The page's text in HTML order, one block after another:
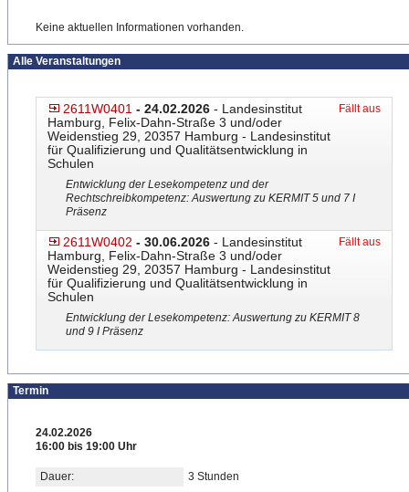
Keine aktuellen Informationen vorhanden.
Alle Veranstaltungen
2611W0401 - 24.02.2026 - Landesinstitut
Hamburg, Felix-Dahn-Straße 3 und/oder
Weidenstieg 29, 20357 Hamburg - Landesinstitut
für Qualifizierung und Qualitätsentwicklung in
Schulen
Fällt aus
Entwicklung der Lesekompetenz und der
Rechtschreibkompetenz: Auswertung zu KERMIT 5 und 7 I
Präsenz
2611W0402 - 30.06.2026 - Landesinstitut
Hamburg, Felix-Dahn-Straße 3 und/oder
Weidenstieg 29, 20357 Hamburg - Landesinstitut
für Qualifizierung und Qualitätsentwicklung in
Schulen
Fällt aus
Entwicklung der Lesekompetenz: Auswertung zu KERMIT 8
und 9 I Präsenz
Termin
24.02.2026
16:00 bis 19:00 Uhr
Dauer: 3 Stunden